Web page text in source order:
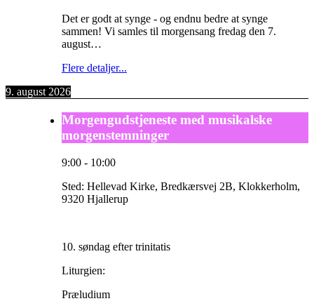
Det er godt at synge - og endnu bedre at synge
sammen! Vi samles til morgensang fredag den 7.
august…
Flere detaljer...
9. august 2026
Morgengudstjeneste med musikalske
morgenstemninger
9:00 - 10:00
Sted: Hellevad Kirke, Bredkærsvej 2B, Klokkerholm,
9320 Hjallerup
10. søndag efter trinitatis
Liturgien:
Præludium